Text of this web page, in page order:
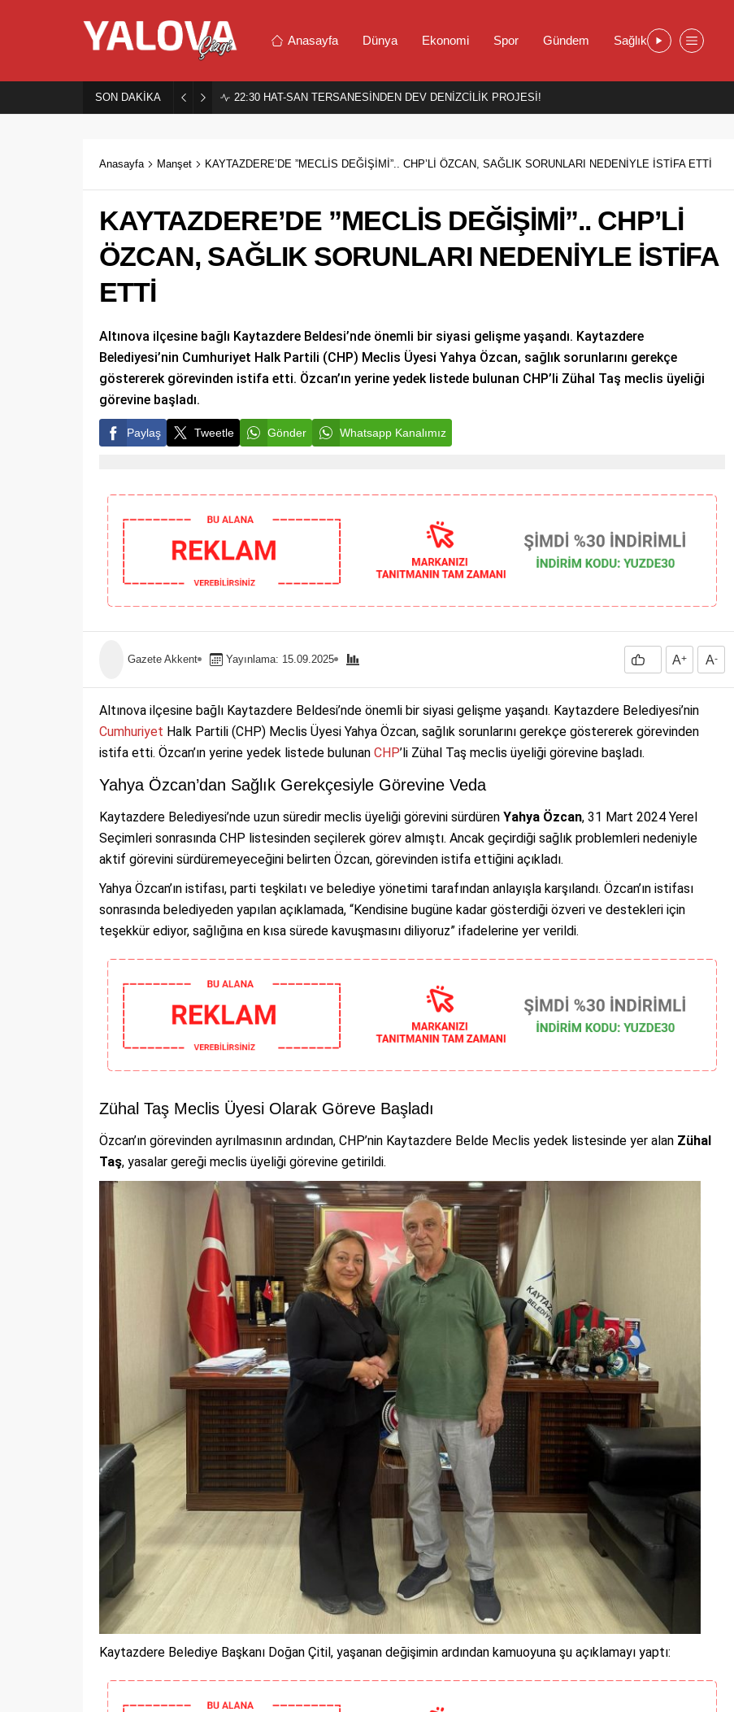
Anasayfa Dünya Ekonomi Spor Gündem Sağlık
SON DAKİKA 22:30 HAT-SAN TERSANESİNDEN DEV DENİZCİLİK PROJESİ!
Anasayfa Manşet KAYTAZDERE’DE ”MECLİS DEĞİŞİMİ”.. CHP’Lİ ÖZCAN, SAĞLIK SORUNLARI NEDENİYLE İSTİFA ETTİ
KAYTAZDERE’DE ”MECLİS DEĞİŞİMİ”.. CHP’Lİ
ÖZCAN, SAĞLIK SORUNLARI NEDENİYLE İSTİFA
ETTİ
Altınova ilçesine bağlı Kaytazdere Beldesi’nde önemli bir siyasi gelişme yaşandı. Kaytazdere
Belediyesi’nin Cumhuriyet Halk Partili (CHP) Meclis Üyesi Yahya Özcan, sağlık sorunlarını gerekçe
göstererek görevinden istifa etti. Özcan’ın yerine yedek listede bulunan CHP’li Zühal Taş meclis üyeliği
görevine başladı.
Paylaş Tweetle Gönder Whatsapp Kanalımız
Gazete Akkent Yayınlama: 15.09.2025 A+ A-
Altınova ilçesine bağlı Kaytazdere Beldesi’nde önemli bir siyasi gelişme yaşandı. Kaytazdere Belediyesi’nin
Cumhuriyet Halk Partili (CHP) Meclis Üyesi Yahya Özcan, sağlık sorunlarını gerekçe göstererek görevinden
istifa etti. Özcan’ın yerine yedek listede bulunan CHP’li Zühal Taş meclis üyeliği görevine başladı.
Yahya Özcan’dan Sağlık Gerekçesiyle Görevine Veda
Kaytazdere Belediyesi’nde uzun süredir meclis üyeliği görevini sürdüren Yahya Özcan, 31 Mart 2024 Yerel
Seçimleri sonrasında CHP listesinden seçilerek görev almıştı. Ancak geçirdiği sağlık problemleri nedeniyle
aktif görevini sürdüremeyeceğini belirten Özcan, görevinden istifa ettiğini açıkladı.
Yahya Özcan’ın istifası, parti teşkilatı ve belediye yönetimi tarafından anlayışla karşılandı. Özcan’ın istifası
sonrasında belediyeden yapılan açıklamada, “Kendisine bugüne kadar gösterdiği özveri ve destekleri için
teşekkür ediyor, sağlığına en kısa sürede kavuşmasını diliyoruz” ifadelerine yer verildi.
Zühal Taş Meclis Üyesi Olarak Göreve Başladı
Özcan’ın görevinden ayrılmasının ardından, CHP’nin Kaytazdere Belde Meclis yedek listesinde yer alan Zühal
Taş, yasalar gereği meclis üyeliği görevine getirildi.
Kaytazdere Belediye Başkanı Doğan Çitil, yaşanan değişimin ardından kamuoyuna şu açıklamayı yaptı: